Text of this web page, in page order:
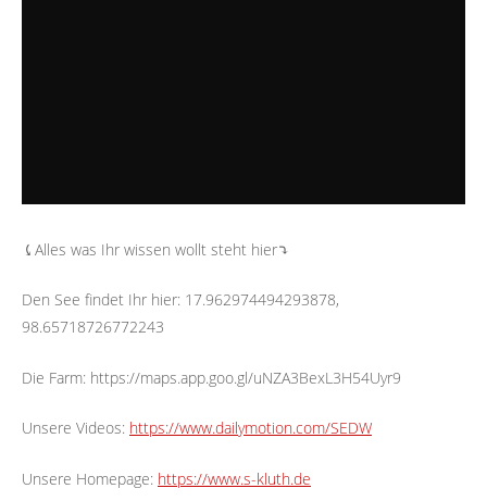
⤹Alles was Ihr wissen wollt steht hier⤵︎
Den See findet Ihr hier: 17.962974494293878,
98.65718726772243
Die Farm: https://maps.app.goo.gl/uNZA3BexL3H54Uyr9
Unsere Videos: https://www.dailymotion.com/SEDW
Unsere Homepage: https://www.s-kluth.de